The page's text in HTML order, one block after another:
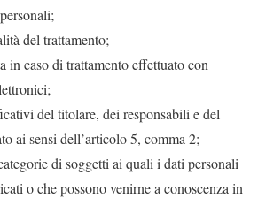
del trattamento;
in caso di trattamento effettuato con
del titolare, dei responsabili e del
ai sensi dell’articolo 5, comma 2;
di soggetti ai quali i dati personali
o che possono venirne a conoscenza in